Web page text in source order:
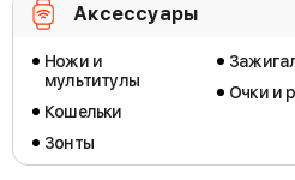
Аксессуары
Ножи и
мультитулы
Кошельки
Зонты
Очки и